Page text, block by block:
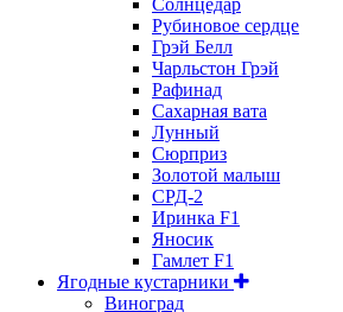
Рубиновое сердце
Грэй Белл
Чарльстон Грэй
Рафинад
Сахарная вата
Лунный
Сюрприз
Золотой малыш
СРД-2
Иринка F1
Яносик
Гамлет F1
Ягодные кустарники
Виноград